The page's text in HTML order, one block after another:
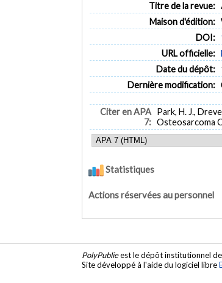
Titre de la revue:
Maison d'édition:
DOI:
URL officielle:
Date du dépôt:
Dernière modification:
Citer en APA
7:
Park, H. J.,
Osteosarcoma
Statistiques
Actions réservées au personnel
PolyPublieest le dépôt institutionnel
Site développé à l'aide du logiciel libre